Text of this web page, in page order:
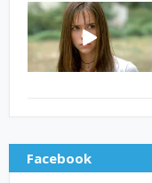
Facebook